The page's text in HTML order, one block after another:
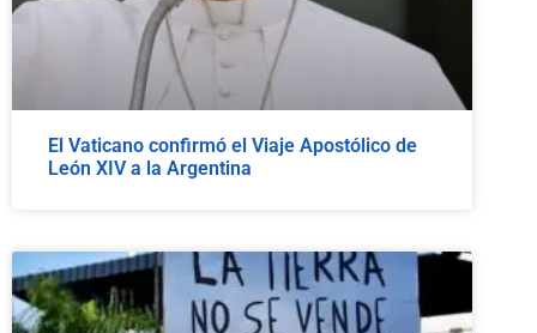
El Vaticano confirmó el Viaje Apostólico de
León XIV a la Argentina